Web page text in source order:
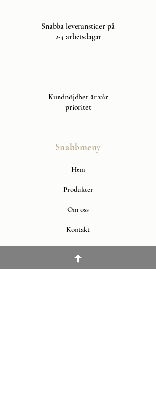
Snabba leveranstider på
2-4 arbetsdagar
Kundnöjdhet är vår
prioritet
Snabbmeny
Hem
Produkter
Om oss
Kontakt
Läs mer